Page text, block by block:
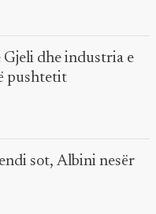
Gjeli dhe industria e
pushtetit
sot, Albini nesër